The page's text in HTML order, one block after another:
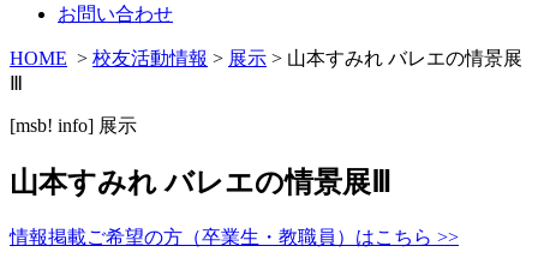
お問い合わせ
HOME > 校友活動情報 > 展示 > 山本すみれ バレエの情景展
[msb! info] 展示
山本すみれ バレエの情景展Ⅲ
情報掲載ご希望の方（卒業生・教職員）はこちら >>